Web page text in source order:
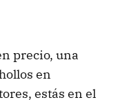
precio, una
en
estás en el